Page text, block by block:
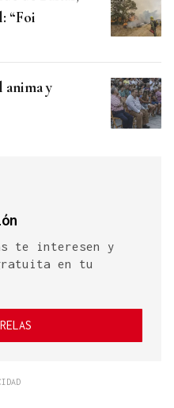
“Foi
anima y
te interesen y
en tu